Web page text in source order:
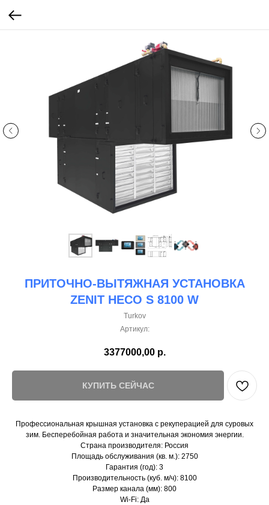
ПРИТОЧНО-ВЫТЯЖНАЯ УСТАНОВКА
ZENIT HECO S 8100 W
Turkov
Артикул:
3377000,00 р.
КУПИТЬ СЕЙЧАС
Профессиональная крышная установка с рекуперацией для суровых
зим. Бесперебойная работа и значительная экономия энергии.
Страна производителя: Россия
Площадь обслуживания (кв. м.): 2750
Гарантия (год): 3
Производительность (куб. м/ч): 8100
Размер канала (мм): 800
Wi-Fi: Да